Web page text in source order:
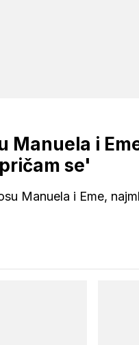
Manuela i
se'
Manuela i Eme,